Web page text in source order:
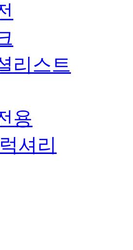
리스트
용
셔리